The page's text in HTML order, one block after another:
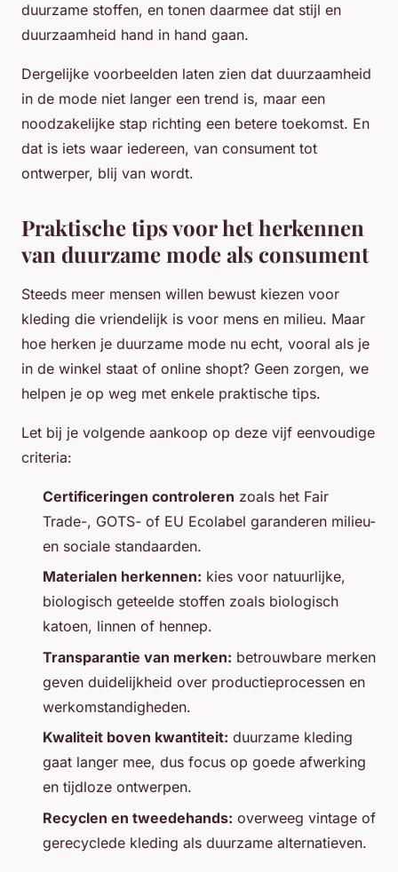
duurzame stoffen, en tonen daarmee dat stijl en
duurzaamheid hand in hand gaan.
Dergelijke voorbeelden laten zien dat duurzaamheid
in de mode niet langer een trend is, maar een
noodzakelijke stap richting een betere toekomst. En
dat is iets waar iedereen, van consument tot
ontwerper, blij van wordt.
Praktische tips voor het herkennen
van duurzame mode als consument
Steeds meer mensen willen bewust kiezen voor
kleding die vriendelijk is voor mens en milieu. Maar
hoe herken je duurzame mode nu echt, vooral als je
in de winkel staat of online shopt? Geen zorgen, we
helpen je op weg met enkele praktische tips.
Let bij je volgende aankoop op deze vijf eenvoudige
criteria:
Certificeringen controleren zoals het Fair
Trade-, GOTS- of EU Ecolabel garanderen milieu-
en sociale standaarden.
Materialen herkennen: kies voor natuurlijke,
biologisch geteelde stoffen zoals biologisch
katoen, linnen of hennep.
Transparantie van merken: betrouwbare merken
geven duidelijkheid over productieprocessen en
werkomstandigheden.
Kwaliteit boven kwantiteit: duurzame kleding
gaat langer mee, dus focus op goede afwerking
en tijdloze ontwerpen.
Recyclen en tweedehands: overweeg vintage of
gerecyclede kleding als duurzame alternatieven.